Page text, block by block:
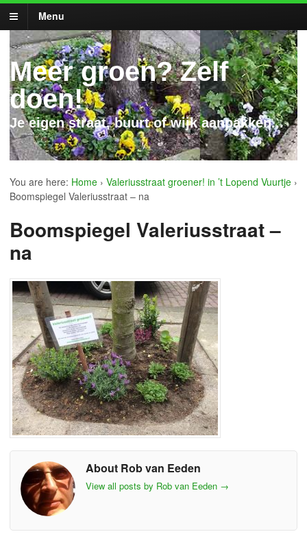
Menu
Meer groen? Zelf
doen!
Je eigen straat, buurt of wijk aanpakken...
You are here: Home › Valeriusstraat groener! in ’t Lopend Vuurtje ›
Boomspiegel Valeriusstraat – na
Boomspiegel Valeriusstraat –
na
About Rob van Eeden
View all posts by Rob van Eeden →